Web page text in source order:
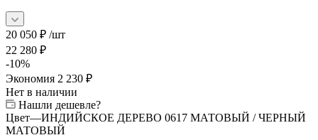
20 050 ₽ /шт
22 280 ₽
-10%
Экономия 2 230 ₽
Нет в наличии
Нашли дешевле?
Цвет—ИНДИЙСКОЕ ДЕРЕВО 0617 МАТОВЫЙ / ЧЕРНЫЙ
МАТОВЫЙ